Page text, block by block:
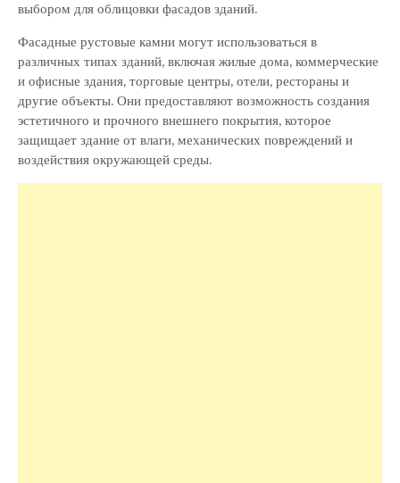
выбором для облицовки фасадов зданий.
Фасадные рустовые камни могут использоваться в
различных типах зданий, включая жилые дома, коммерческие
и офисные здания, торговые центры, отели, рестораны и
другие объекты. Они предоставляют возможность создания
эстетичного и прочного внешнего покрытия, которое
защищает здание от влаги, механических повреждений и
воздействия окружающей среды.